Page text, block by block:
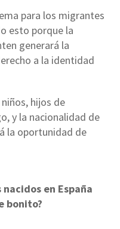
para los migrantes
esto porque la
generará la
a la identidad
hijos de
y la nacionalidad de
la oportunidad de
en España
bonito?